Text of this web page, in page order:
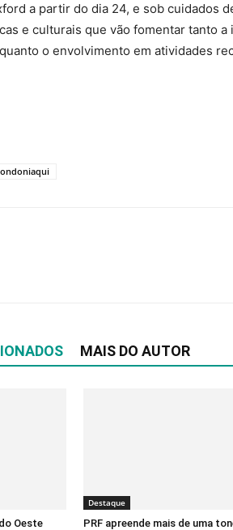
a partir do dia 24, e sob cuidados
e culturais que vão fomentar tanto
o envolvimento em atividades
MAIS DO AUTOR
Oeste
Destaque
PRF apreende mais de uma